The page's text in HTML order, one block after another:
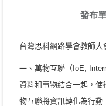
發布
台灣思科網路學會教師
一、萬物互聯（IoE,
資料和事物結合一起，
物互聯將資訊轉化為行